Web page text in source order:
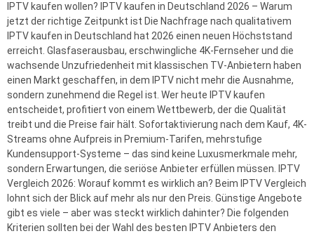
IPTV kaufen wollen? IPTV kaufen in Deutschland 2026 – Warum
jetzt der richtige Zeitpunkt ist Die Nachfrage nach qualitativem
IPTV kaufen in Deutschland hat 2026 einen neuen Höchststand
erreicht. Glasfaserausbau, erschwingliche 4K-Fernseher und die
wachsende Unzufriedenheit mit klassischen TV-Anbietern haben
einen Markt geschaffen, in dem IPTV nicht mehr die Ausnahme,
sondern zunehmend die Regel ist. Wer heute IPTV kaufen
entscheidet, profitiert von einem Wettbewerb, der die Qualität
treibt und die Preise fair hält. Sofortaktivierung nach dem Kauf, 4K-
Streams ohne Aufpreis in Premium-Tarifen, mehrstufige
Kundensupport-Systeme – das sind keine Luxusmerkmale mehr,
sondern Erwartungen, die seriöse Anbieter erfüllen müssen. IPTV
Vergleich 2026: Worauf kommt es wirklich an? Beim IPTV Vergleich
lohnt sich der Blick auf mehr als nur den Preis. Günstige Angebote
gibt es viele – aber was steckt wirklich dahinter? Die folgenden
Kriterien sollten bei der Wahl des besten IPTV Anbieters den